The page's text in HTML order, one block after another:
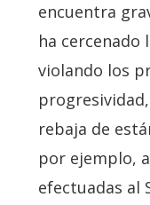
encuentra
ha cercenado
violando los
rebaja de
por ejemplo,
efectuadas al